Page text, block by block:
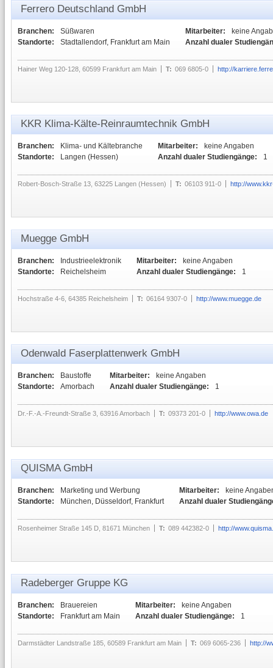
Ferrero Deutschland GmbH
Branchen:
Süßwaren
Standorte:
Stadtallendorf, Frankfurt am Main
Mitarbeiter:
keine
Anzahl dualer
Hainer Weg 120-128, 60599 Frankfurt am Main T: 069 6805-0 http://
KKR Klima-Kälte-Reinraumtechnik GmbH
Branchen:
Klima- und Kältebranche
Standorte:
Langen (Hessen)
Mitarbeiter:
keine Angaben
Anzahl dualer Studiengänge:
1
Robert-Bosch-Straße 13, 63225 Langen (Hessen) T: 06103 911-0 http://
Muegge GmbH
Branchen:
Industrieelektronik
Standorte:
Reichelsheim
Mitarbeiter:
keine Angaben
Anzahl dualer Studiengänge:
1
Hochstraße 4-6, 64385 Reichelsheim T: 06164 9307-0 http://www.muegge.de
Odenwald Faserplattenwerk GmbH
Branchen:
Baustoffe
Standorte:
Amorbach
Mitarbeiter:
keine Angaben
Anzahl dualer Studiengänge:
1
Dr.-F.-A.-Freundt-Straße 3, 63916 Amorbach T: 09373 201-0 http://www.owa.de
QUISMA GmbH
Branchen:
Marketing und Werbung
Standorte:
München, Düsseldorf, Frankfurt
Mitarbeiter:
keine
Anzahl dualer
Rosenheimer Straße 145 D, 81671 München T: 089 442382-0 http://
Radeberger Gruppe KG
Branchen:
Brauereien
Standorte:
Frankfurt am Main
Mitarbeiter:
keine Angaben
Anzahl dualer Studiengänge:
1
Darmstädter Landstraße 185, 60589 Frankfurt am Main T: 069 6065-236 http://